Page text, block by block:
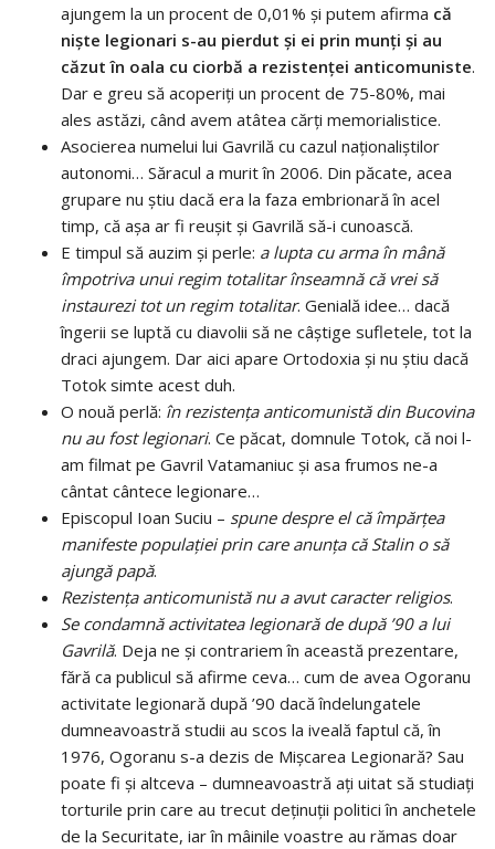
ajungem la un procent de 0,01% și putem afirma că
niște legionari s-au pierdut și ei prin munți și au
căzut în oala cu ciorbă a rezistenței anticomuniste.
Dar e greu să acoperiți un procent de 75-80%, mai
ales astăzi, când avem atâtea cărți memorialistice.
Asocierea numelui lui Gavrilă cu cazul naționaliștilor
autonomi… Săracul a murit în 2006. Din păcate, acea
grupare nu știu dacă era la faza embrionară în acel
timp, că așa ar fi reușit și Gavrilă să-i cunoască.
E timpul să auzim și perle: a lupta cu arma în mână
împotriva unui regim totalitar înseamnă că vrei să
instaurezi tot un regim totalitar. Genială idee… dacă
îngerii se luptă cu diavolii să ne câștige sufletele, tot la
draci ajungem. Dar aici apare Ortodoxia și nu știu dacă
Totok simte acest duh.
O nouă perlă: în rezistența anticomunistă din Bucovina
nu au fost legionari. Ce păcat, domnule Totok, că noi l-
am filmat pe Gavril Vatamaniuc și asa frumos ne-a
cântat cântece legionare…
Episcopul Ioan Suciu – spune despre el că împărțea
manifeste populației prin care anunța că Stalin o să
ajungă papă.
Rezistența anticomunistă nu a avut caracter religios.
Se condamnă activitatea legionară de după ’90 a lui
Gavrilă. Deja ne și contrariem în această prezentare,
fără ca publicul să afirme ceva… cum de avea Ogoranu
activitate legionară după ’90 dacă îndelungatele
dumneavoastră studii au scos la iveală faptul că, în
1976, Ogoranu s-a dezis de Mișcarea Legionară? Sau
poate fi şi altceva – dumneavoastră ați uitat să studiați
torturile prin care au trecut deținuții politici în anchetele
de la Securitate, iar în mâinile voastre au rămas doar